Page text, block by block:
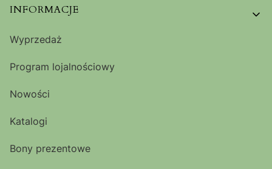
Linki w stopce
INFORMACJE
Wyprzedaż
Program lojalnościowy
Nowości
Katalogi
Bony prezentowe